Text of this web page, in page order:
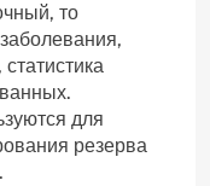
то
для
резерва